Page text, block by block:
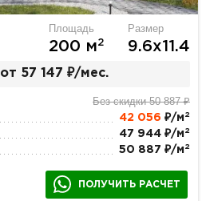
Площадь
200 м2
Размер
9.6х11.4
от 57 147 ₽/мес.
Без скидки 50 887 ₽
42 056 ₽/м 2
47 944 ₽/м 2
50 887 ₽/м 2
ПОЛУЧИТЬ РАСЧЕТ